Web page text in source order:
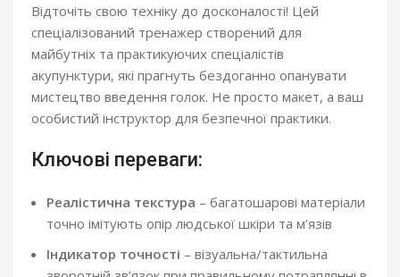
Відточіть свою техніку до досконалості! Цей
спеціалізований тренажер створений для
майбутніх та практикуючих спеціалістів
акупунктури, які прагнуть бездоганно опанувати
мистецтво введення голок. Не просто макет, а ваш
особистий інструктор для безпечної практики.
Ключові переваги:
Реалістична текстура – багатошарові матеріали
точно імітують опір людської шкіри та м’язів
Індикатор точності – візуальна/тактильна